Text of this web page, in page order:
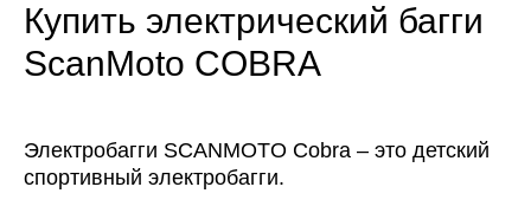
Размер колёс 6"
Задние шины
Купить электрический багги
ScanMoto COBRA
Электробагги SCANMOTO Cobra – это детский
спортивный электробагги.